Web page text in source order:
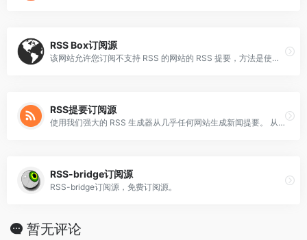
RSS Box订阅源
该网站允许您订阅不支持 RSS 的网站的 RSS 提要，方法是使用相应网站的 API，然后将该数据转换为 RSS 提要。
RSS提要订阅源
使用我们强大的 RSS 生成器从几乎任何网站生成新闻提要。 从我们的热门网站列表中选择或添加您自己的网站。
RSS-bridge订阅源
RSS-bridge订阅源，免费订阅源。
暂无评论